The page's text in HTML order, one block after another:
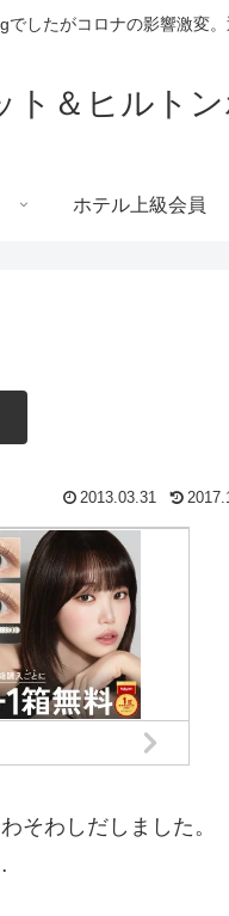
したがコロナの影響激変
ト＆ヒルト
ホテル上級会員
2013.03.31
そわしだしました。